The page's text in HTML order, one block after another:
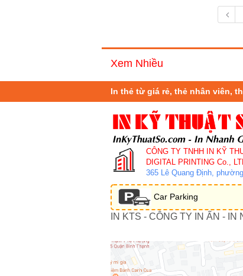
Xem Nhiều
In thẻ từ giá rẻ, thẻ nhân viên,
CÔNG TY TNHH IN KỸ
DIGITAL PRINTING Co.,
365 Lê Quang Định,
Car Parking
IN KTS - CÔNG TY IN ẤN - IN